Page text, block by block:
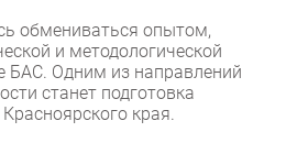
обмениваться опытом,
и методологической
БАС. Одним из направлений
станет подготовка
края.